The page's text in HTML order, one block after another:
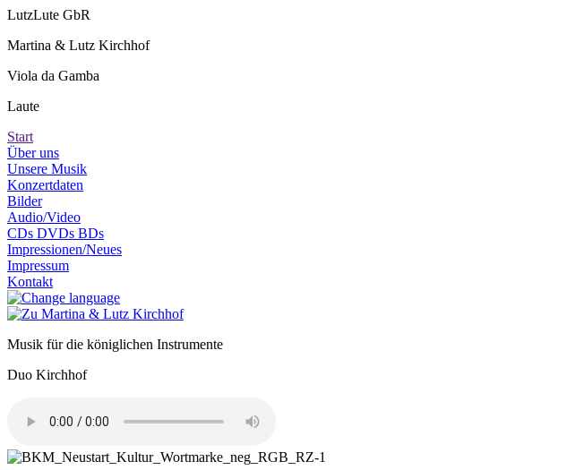
LutzLute GbR
Martina & Lutz Kirchhof
Viola da Gamba
Laute
Start
Über uns
Unsere Musik
Konzertdaten
Bilder
Audio/Video
CDs DVDs BDs
Impressionen/Neues
Impressum
Kontakt
Musik für die königlichen Instrumente
Duo Kirchhof